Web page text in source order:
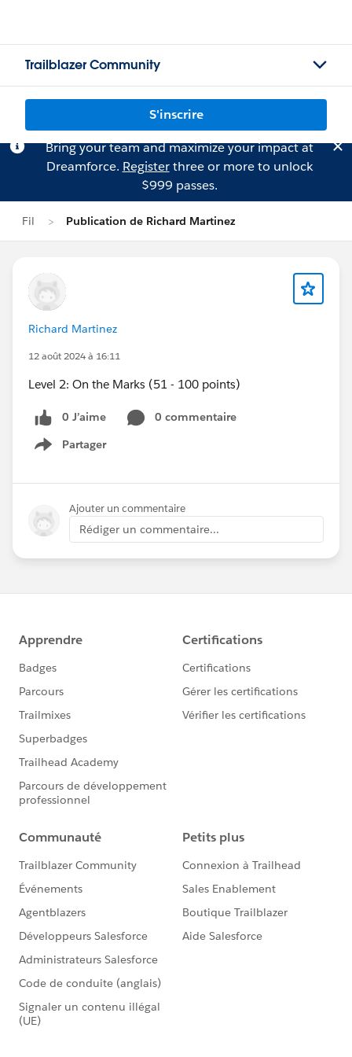
Trailblazer Community
S'inscrire
Bring your team and maximize your impact at
Dreamforce. Registerthree or more to unlock
$999 passes.
Fil Publication de Richard Martinez
Richard Martinez
12 août 2024 à 16:11
Level 2: On the Marks (51 - 100 points)
0 J’aime
0 commentaire
Partager
Show menu
Ajouter un commentaire
Rédiger un commentaire...